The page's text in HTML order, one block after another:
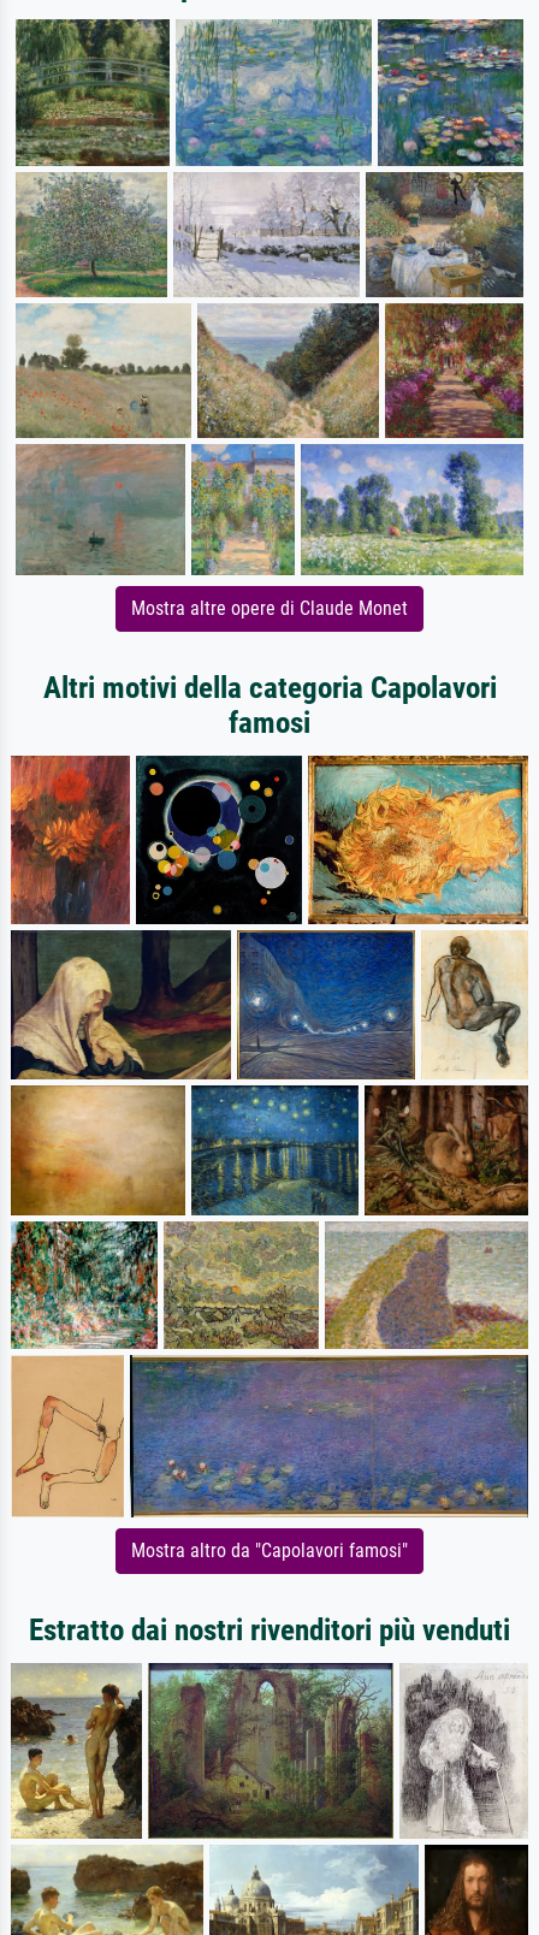
Mostra altre opere di Claude Monet
Altri motivi della categoria Capolavori
famosi
Mostra altro da "Capolavori famosi"
Estratto dai nostri rivenditori più venduti